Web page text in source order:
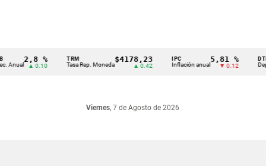
2,8 %
▲ 0.10 Tasa Rep. Moneda
$4178,23
▲ 0.42 Inflación anual
5,81 %
▼ 0.12 Dep.
Viernes, 7 de Agosto de 2026